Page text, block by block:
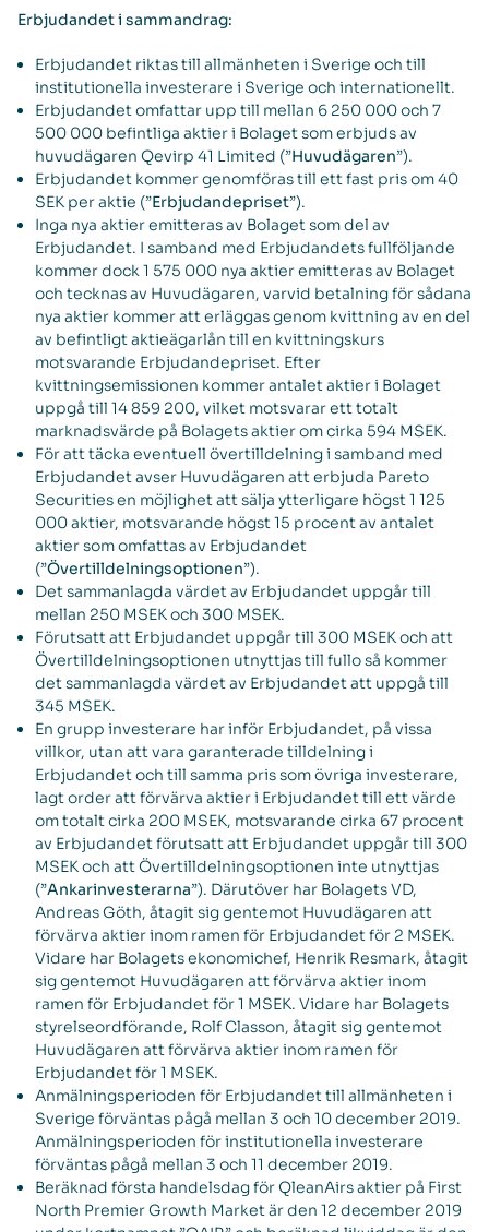
Erbjudandet i sammandrag:
Erbjudandet riktas till allmänheten i Sverige och till
institutionella investerare i Sverige och internationellt.
Erbjudandet omfattar upp till mellan 6 250 000 och 7
500 000 befintliga aktier i Bolaget som erbjuds av
huvudägaren Qevirp 41 Limited (”Huvudägaren”).
Erbjudandet kommer genomföras till ett fast pris om 40
SEK per aktie (”Erbjudandepriset”).
Inga nya aktier emitteras av Bolaget som del av
Erbjudandet. I samband med Erbjudandets fullföljande
kommer dock 1 575 000 nya aktier emitteras av Bolaget
och tecknas av Huvudägaren, varvid betalning för sådana
nya aktier kommer att erläggas genom kvittning av en del
av befintligt aktieägarlån till en kvittningskurs
motsvarande Erbjudandepriset. Efter
kvittningsemissionen kommer antalet aktier i Bolaget
uppgå till 14 859 200, vilket motsvarar ett totalt
marknadsvärde på Bolagets aktier om cirka 594 MSEK.
För att täcka eventuell övertilldelning i samband med
Erbjudandet avser Huvudägaren att erbjuda Pareto
Securities en möjlighet att sälja ytterligare högst 1 125
000 aktier, motsvarande högst 15 procent av antalet
aktier som omfattas av Erbjudandet
(”Övertilldelningsoptionen”).
Det sammanlagda värdet av Erbjudandet uppgår till
mellan 250 MSEK och 300 MSEK.
Förutsatt att Erbjudandet uppgår till 300 MSEK och att
Övertilldelningsoptionen utnyttjas till fullo så kommer
det sammanlagda värdet av Erbjudandet att uppgå till
345 MSEK.
En grupp investerare har inför Erbjudandet, på vissa
villkor, utan att vara garanterade tilldelning i
Erbjudandet och till samma pris som övriga investerare,
lagt order att förvärva aktier i Erbjudandet till ett värde
om totalt cirka 200 MSEK, motsvarande cirka 67 procent
av Erbjudandet förutsatt att Erbjudandet uppgår till 300
MSEK och att Övertilldelningsoptionen inte utnyttjas
(”Ankarinvesterarna”). Därutöver har Bolagets VD,
Andreas Göth, åtagit sig gentemot Huvudägaren att
förvärva aktier inom ramen för Erbjudandet för 2 MSEK.
Vidare har Bolagets ekonomichef, Henrik Resmark, åtagit
sig gentemot Huvudägaren att förvärva aktier inom
ramen för Erbjudandet för 1 MSEK. Vidare har Bolagets
styrelseordförande, Rolf Classon, åtagit sig gentemot
Huvudägaren att förvärva aktier inom ramen för
Erbjudandet för 1 MSEK.
Anmälningsperioden för Erbjudandet till allmänheten i
Sverige förväntas pågå mellan 3 och 10 december 2019.
Anmälningsperioden för institutionella investerare
förväntas pågå mellan 3 och 11 december 2019.
Beräknad första handelsdag för QleanAirs aktier på First
North Premier Growth Market är den 12 december 2019